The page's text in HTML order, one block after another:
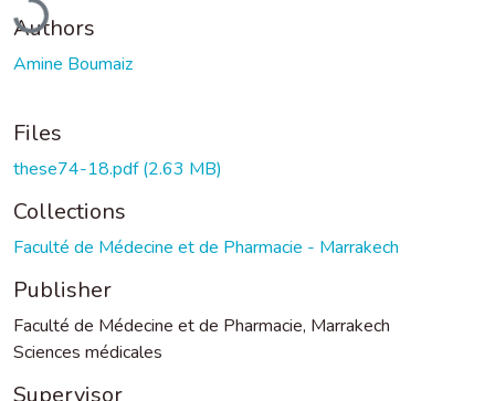
Authors
Amine Boumaiz
Files
these74-18.pdf(2.63 MB)
Collections
Faculté de Médecine et de Pharmacie - Marrakech
Publisher
Faculté de Médecine et de Pharmacie, Marrakech
Sciences médicales
Supervisor